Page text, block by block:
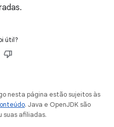
útil?
nesta página estão sujeitos às
. Java e OpenJDK são
suas afiliadas.